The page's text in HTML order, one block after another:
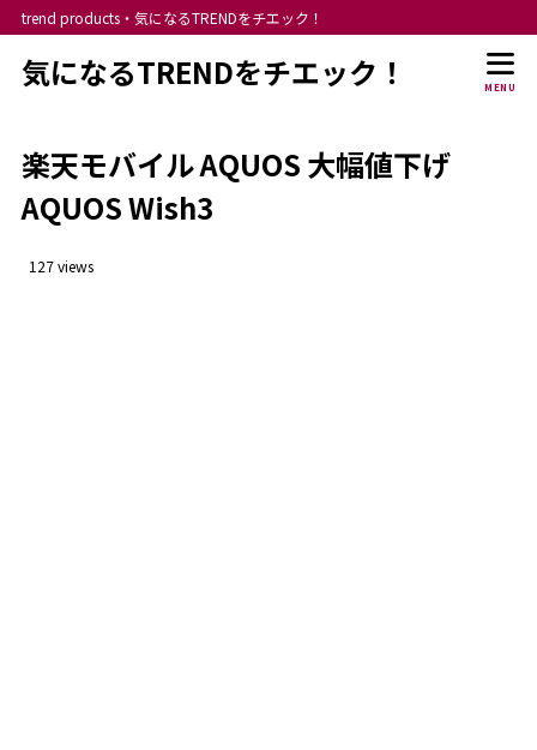
trend products・気になるTRENDをチエック！
気になるTRENDをチエック！ MENU
楽天モバイル AQUOS 大幅値下げ
AQUOS Wish3
127 views